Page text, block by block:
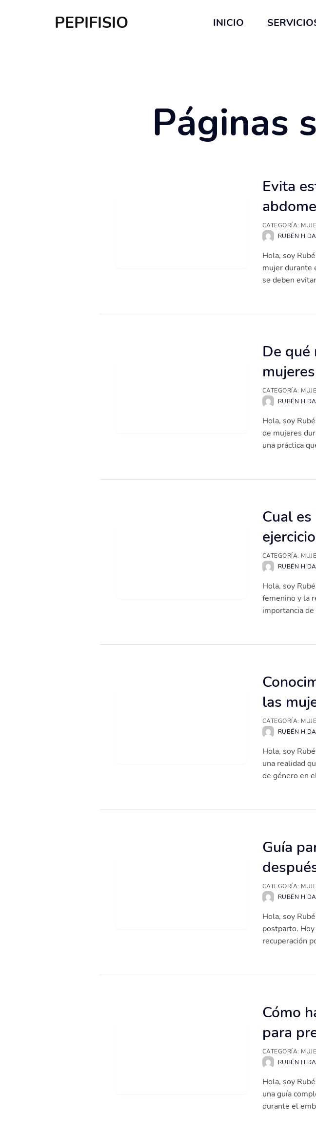
PEPIFISIO INICIO
Páginas
Evita
CATEGORÍA:
RUBÉN
Hola, soy
mujer durante
se deben
De qué
CATEGORÍA:
RUBÉN
Hola, soy
de mujeres
una práctica
Cual
CATEGORÍA:
RUBÉN
Hola, soy
femenino y la
importancia
las
CATEGORÍA:
RUBÉN
Hola, soy
una realidad
de género en
Guía
CATEGORÍA:
RUBÉN
Hola, soy
postparto.
recuperación
Cómo
para
CATEGORÍA:
RUBÉN
Hola, soy
una guía
durante el